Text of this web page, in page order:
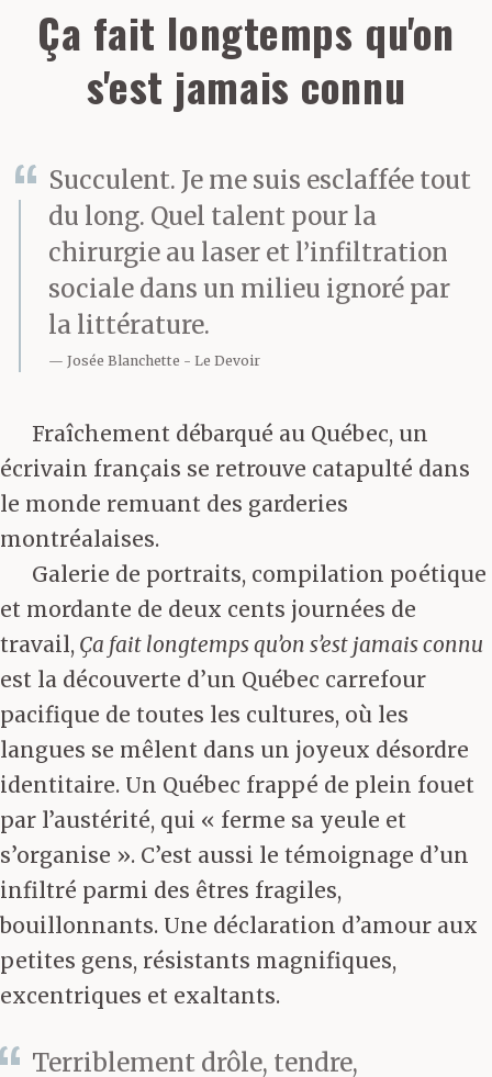
Ça fait longtemps qu'on
s'est jamais connu
Succulent. Je me suis esclaffée tout
du long. Quel talent pour la
chirurgie au laser et l’infiltration
sociale dans un milieu ignoré par
la littérature.
Josée Blanchette Le Devoir
Fraîchement débarqué au Québec, un
écrivain français se retrouve catapulté dans
le monde remuant des garderies
montréalaises.
Galerie de portraits, compilation poétique
et mordante de deux cents journées de
travail, Ça fait longtemps qu’on s’est jamais connu
est la découverte d’un Québec carrefour
pacifique de toutes les cultures, où les
langues se mêlent dans un joyeux désordre
identitaire. Un Québec frappé de plein fouet
par l’austérité, qui « ferme sa yeule et
s’organise ». C’est aussi le témoignage d’un
infiltré parmi des êtres fragiles,
bouillonnants. Une déclaration d’amour aux
petites gens, résistants magnifiques,
excentriques et exaltants.
Terriblement drôle, tendre,